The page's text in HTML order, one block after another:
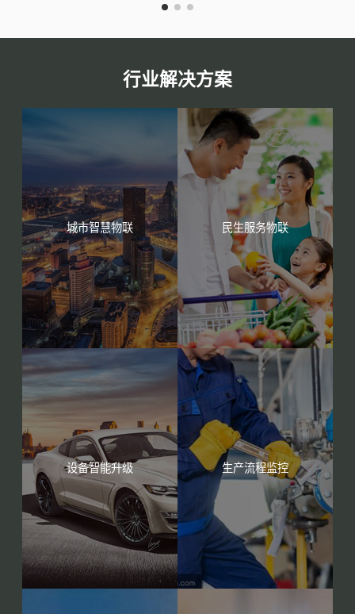
行业解决方案
城市智慧物联 民生服务物联
设备智能升级 生产流程监控